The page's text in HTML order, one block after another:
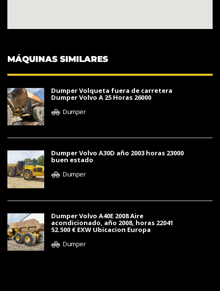
MÁQUINAS SIMILARES
Dumper Volqueta fuera de carretera
Dumper Volvo A 25 Horas 26000
Dumper
Dumper Volvo A30D año 2003 horas 23000
buen estado
Dumper
Dumper Volvo A40E 2008 Aire
acondicionado, año 2008, horas 22041
52.500 € EXW Ubicacion Europa
Dumper